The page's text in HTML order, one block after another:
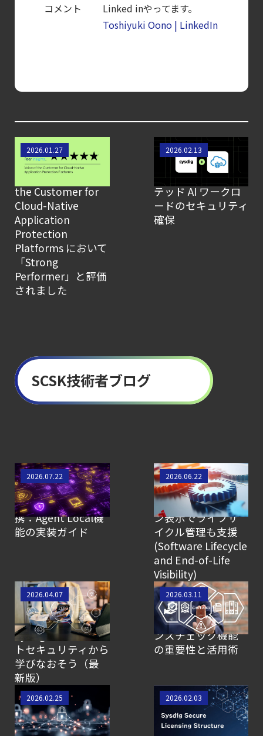
コメント
Linked inやってます。
Toshiyuki Oono | LinkedIn
お客様の声が示す
評価：Sysdig は
Gartner® Voice of
the Customer for
Cloud-Native
Application
Protection
Platforms において
「Strong
Performer」と評価
されました
2026.01.27
Oracle Kubernetes
Engine における
GPU アクセラレー
テッド AI ワークロ
ードのセキュリティ
確保
2026.02.13
SCSK技術者ブログ
セキュリティ運用の
効率化を実現する
SysdigとSIEMの連
携：Agent Local機
能の実装ガイド
2026.07.22
Sysdig Secure新機
能レビュー：EOLま
でのカウントダウ
ン表示でライフサ
イクル管理も支援
(Software Lifecycle
and End-of-Life
Visibility)
2026.06.22
【動画公開】結局
「CNAPP」って何
なのさ？ CNAPPと
Sysdigをゼロトラス
トセキュリティから
学びなおそう（最
新版）
2026.04.07
Sysdigで始める「守
りのセキュリテ
ィ」：コンプライア
ンスチェック機能
の重要性と活用術
2026.03.11
Sysdigで実現する
Kubernetesの
SOAR！新機能
2026.02.25
今のSysdig Secure
はどう選ぶ？現在
のライセンス体系
2026.02.03